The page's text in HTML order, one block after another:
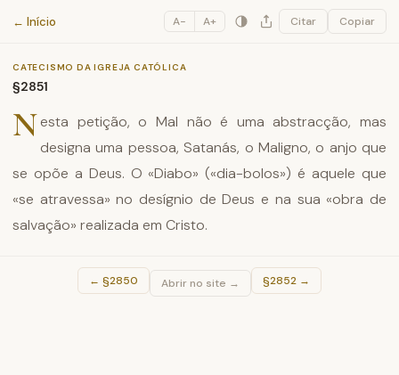
Catecismo da Igreja Católica
← Início A− A+ Citar Copiar
CATECISMO DA IGREJA CATÓLICA
§2851
Nesta petição, o Mal não é uma abstracção, mas
designa uma pessoa, Satanás, o Maligno, o anjo que
se opõe a Deus. O «Diabo» («dia-bolos») é aquele que
«se atravessa» no desígnio de Deus e na sua «obra de
salvação» realizada em Cristo.
← §2850 Abrir no site → §2852 →